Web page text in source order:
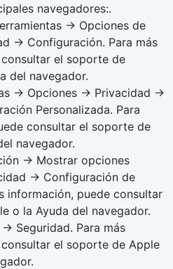
navegadores:.
→ Opciones de
→ Configuración. Para más
el soporte de
del navegador.
→ Opciones → Privacidad →
Personalizada. Para
consultar el soporte de
navegador.
→ Mostrar opciones
→ Configuración de
información, puede consultar
o la Ayuda del navegador.
Seguridad. Para más
el soporte de Apple